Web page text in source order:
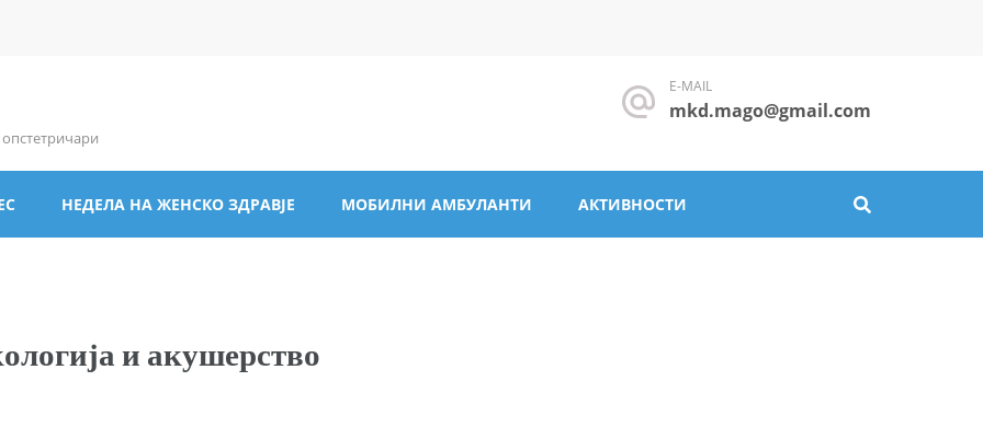
E-MAIL
mkd.mago@gmail.com
НЕДЕЛА НА ЖЕНСКО ЗДРАВЈЕ МОБИЛНИ АМБУЛАНТИ АКТИВНОСТИ
и акушерство